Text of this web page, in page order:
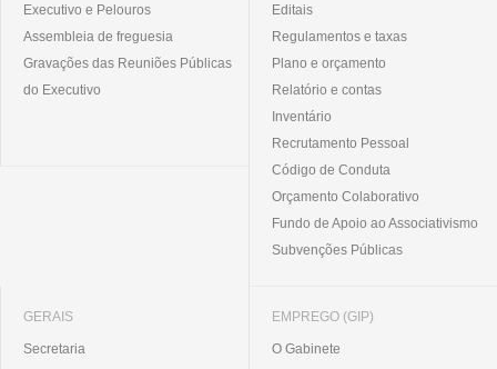
Executivo e Pelouros
Assembleia de freguesia
Gravações das Reuniões Públicas
do Executivo
Editais
Regulamentos e taxas
Plano e orçamento
Relatório e contas
Inventário
Recrutamento Pessoal
Código de Conduta
Orçamento Colaborativo
Fundo de Apoio ao Associativismo
Subvenções Públicas
GERAIS
Secretaria
EMPREGO (GIP)
O Gabinete